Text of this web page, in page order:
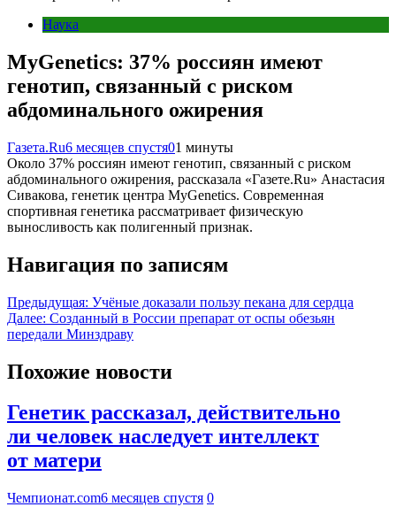
Наука
MyGenetics: 37% россиян имеют
генотип, связанный с риском
абдоминального ожирения
Газета.Ru6 месяцев спустя01 минуты
Около 37% россиян имеют генотип, связанный с риском
абдоминального ожирения, рассказала «Газете.Ru» Анастасия
Сивакова, генетик центра MyGenetics. Современная
спортивная генетика рассматривает физическую
выносливость как полигенный признак.
Навигация по записям
Предыдущая: Учёные доказали пользу пекана для сердца
Далее: Созданный в России препарат от оспы обезьян
передали Минздраву
Похожие новости
Генетик рассказал, действительно
ли человек наследует интеллект
от матери
Чемпионат.com6 месяцев спустя 0